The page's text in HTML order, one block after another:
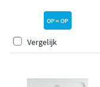
OP = OP
Vergelijk